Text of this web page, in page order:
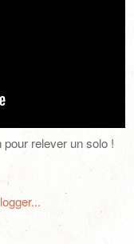
relever un solo !